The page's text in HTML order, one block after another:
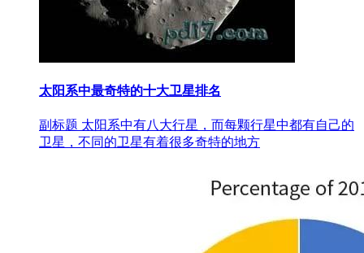
太阳系中最奇特的十大卫星排名
副标题 太阳系中有八大行星，而每颗行星中都有自己的
卫星，不同的卫星有着很多奇特的地方